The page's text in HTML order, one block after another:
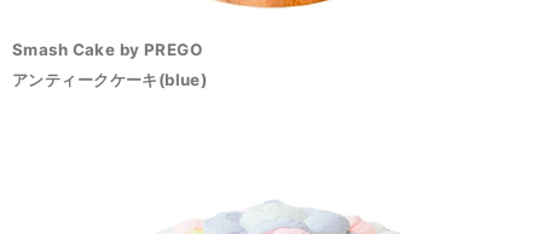
Smash Cake by PREGO
アンティークケーキ(blue)